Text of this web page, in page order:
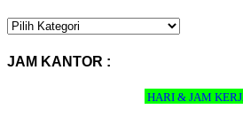
KATEGORI
JAM KANTOR :
HARI & JAM